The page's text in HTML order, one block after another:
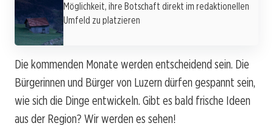
Möglichkeit, ihre Botschaft direkt im redaktionellen
Umfeld zu platzieren
Die kommenden Monate werden entscheidend sein. Die
Bürgerinnen und Bürger von Luzern dürfen gespannt sein,
wie sich die Dinge entwickeln. Gibt es bald frische Ideen
aus der Region? Wir werden es sehen!